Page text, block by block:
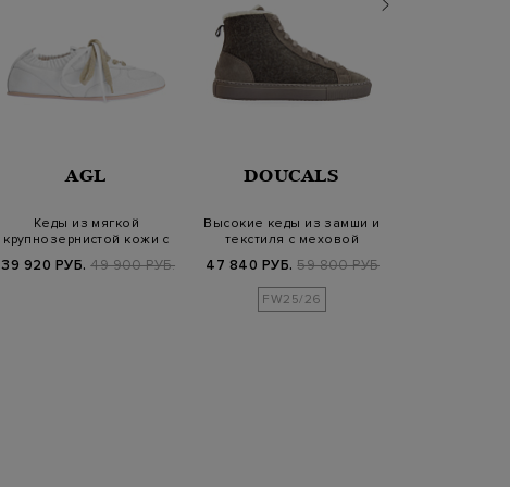
AGL
Кеды из мягкой
крупнозернистой кожи с
39 920 РУБ. 49 900 РУБ.
DOUCALS
Высокие кеды из замши и
текстиля с меховой
47 840 РУБ. 59 800 РУБ.
FW25/26